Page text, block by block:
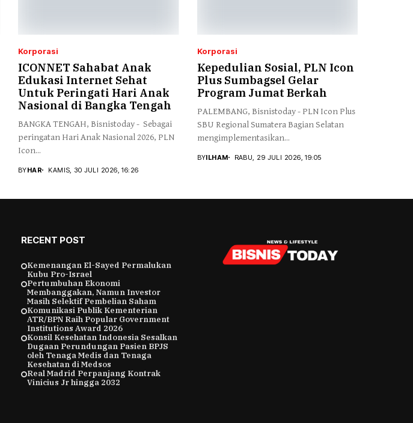
Korporasi
ICONNET Sahabat Anak
Edukasi Internet Sehat
Untuk Peringati Hari Anak
Nasional di Bangka Tengah
BANGKA TENGAH, Bisnistoday - Sebagai
peringatan Hari Anak Nasional 2026, PLN
Icon...
BYHAR KAMIS, 30 JULI 2026, 16:26
Korporasi
Kepedulian Sosial, PLN Icon
Plus Sumbagsel Gelar
Program Jumat Berkah
PALEMBANG, Bisnistoday - PLN Icon Plus
SBU Regional Sumatera Bagian Selatan
mengimplementasikan...
BYILHAM RABU, 29 JULI 2026, 19:05
RECENT POST
Kemenangan El-Sayed Permalukan
Kubu Pro-Israel
Pertumbuhan Ekonomi
Membanggakan, Namun Investor
Masih Selektif Pembelian Saham
Komunikasi Publik Kementerian
ATR/BPN Raih Popular Government
Institutions Award 2026
Konsil Kesehatan Indonesia Sesalkan
Dugaan Perundungan Pasien BPJS
oleh Tenaga Medis dan Tenaga
Kesehatan di Medsos
Real Madrid Perpanjang Kontrak
Vinicius Jr hingga 2032